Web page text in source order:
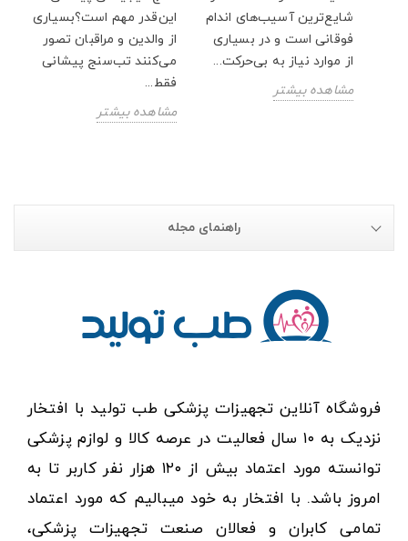
این‌قدر مهم است؟بسیاری
از والدین و مراقبان تصور
می‌کنند تب‌سنج پیشانی
فقط...
مشاهده بیشتر
شایع‌ترین آسیب‌های اندام
فوقانی است و در بسیاری
از موارد نیاز به بی‌حرکت...
مشاهده بیشتر
راهنمای مجله
فروشگاه آنلاین تجهیزات پزشکی طب تولید با افتخار
نزدیک به ۱۰ سال فعالیت در عرصه کالا و لوازم پزشکی
توانسته مورد اعتماد بیش از ۱۲۰ هزار نفر کاربر تا به
امروز باشد. با افتخار به خود میبالیم که مورد اعتماد
تمامی کابران و فعالان صنعت تجهیزات پزشکی،